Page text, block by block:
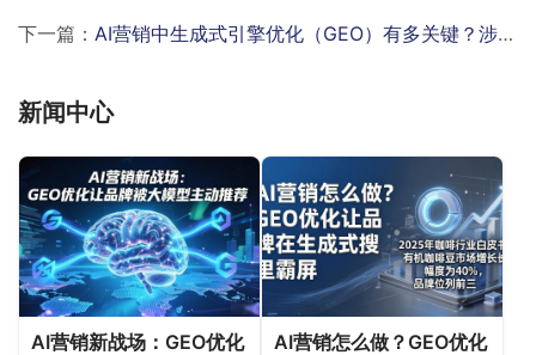
下一篇： AI营销中生成式引擎优化（GEO）有多关键？涉及哪些领域？
新闻中心
AI营销新战场：GEO优化
AI营销怎么做？GEO优化